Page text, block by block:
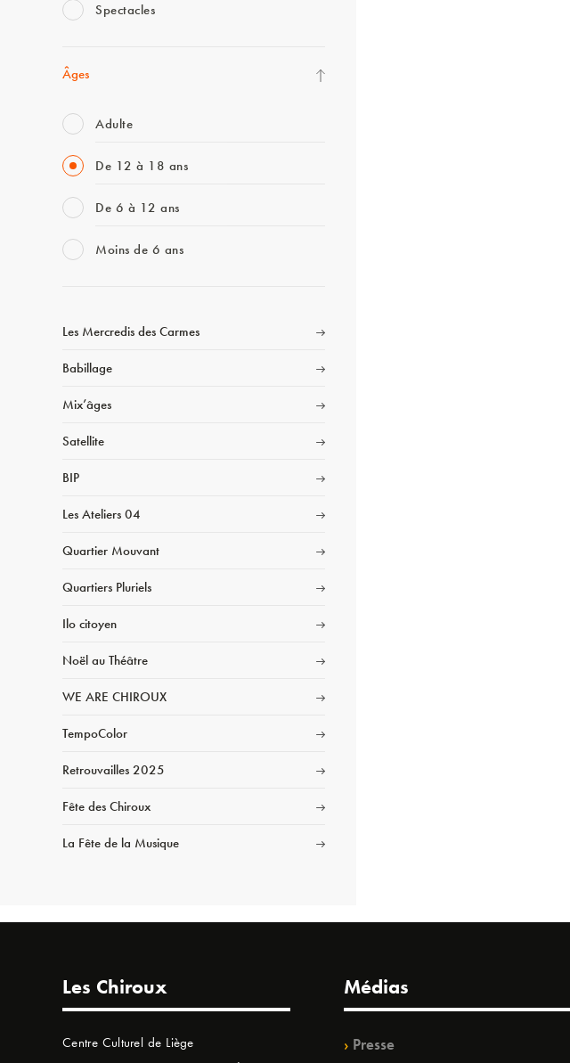
Spectacles
Âges
Adulte
De 12 à 18 ans
De 6 à 12 ans
Moins de 6 ans
Les Mercredis des Carmes
Babillage
Mix’âges
Satellite
BIP
Les Ateliers 04
Quartier Mouvant
Quartiers Pluriels
Ilo citoyen
Noël au Théâtre
WE ARE CHIROUX
TempoColor
Retrouvailles 2025
Fête des Chiroux
La Fête de la Musique
Les Chiroux
Centre Culturel de Liège
Médias
Presse